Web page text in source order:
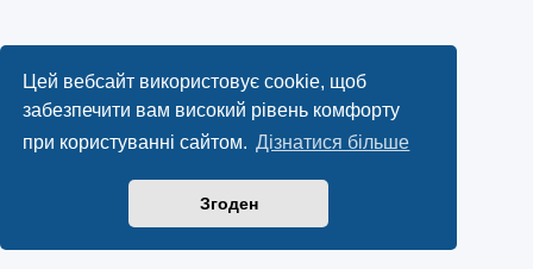
Цей вебсайт використовує cookie, щоб
забезпечити вам високий рівень комфорту
при користуванні сайтом. Дізнатися більше
Згоден